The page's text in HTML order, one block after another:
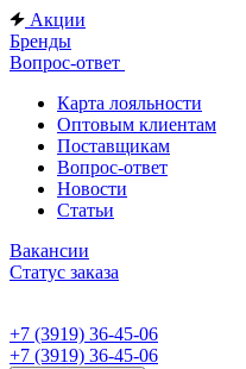
Акции
Бренды
Вопрос-ответ
Карта лояльности
Оптовым клиентам
Поставщикам
Вопрос-ответ
Новости
Статьи
Вакансии
Статус заказа
+7 (3919) 36-45-06
+7 (3919) 36-45-06